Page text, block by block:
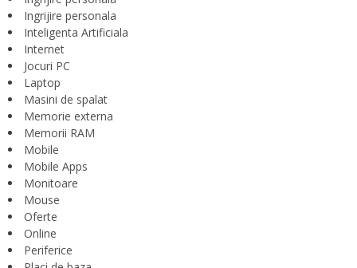
Ingrijire personala
Inteligenta Artificiala
Internet
Jocuri PC
Laptop
Masini de spalat
Memorie externa
Memorii RAM
Mobile
Mobile Apps
Monitoare
Mouse
Oferte
Online
Periferice